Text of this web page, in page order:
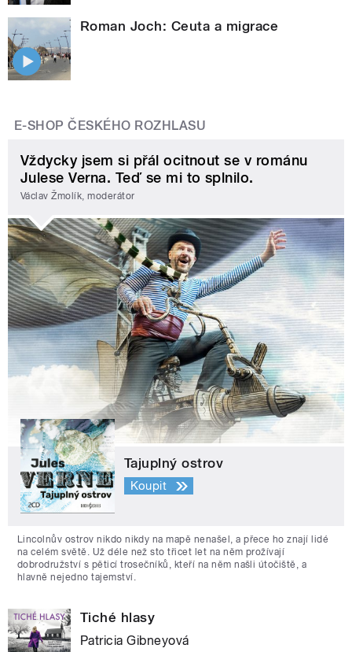
Roman Joch: Ceuta a migrace
E-SHOP ČESKÉHO ROZHLASU
Vždycky jsem si přál ocitnout se v románu
Julese Verna. Teď se mi to splnilo.
Václav Žmolík, moderátor
Tajuplný ostrov
Koupit
Lincolnův ostrov nikdo nikdy na mapě nenašel, a přece ho znají lidé
na celém světě. Už déle než sto třicet let na něm prožívají
dobrodružství s pěticí trosečníků, kteří na něm našli útočiště, a
hlavně nejedno tajemství.
Tiché hlasy
Patricia Gibneyová